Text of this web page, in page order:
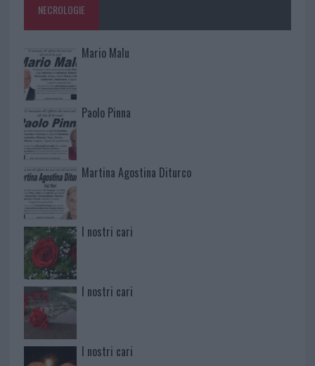
NECROLOGIE
Mario Malu
Paolo Pinna
Martina Agostina Diturco
I nostri cari
I nostri cari
I nostri cari